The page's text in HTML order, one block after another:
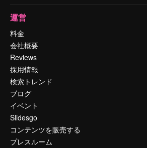
運営
料金
会社概要
Reviews
採用情報
検索トレンド
ブログ
イベント
Slidesgo
コンテンツを販売する
プレスルーム